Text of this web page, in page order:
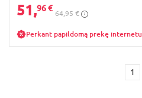
51,96 €
64,95 €
Perkant papildomą prekę internetu
1